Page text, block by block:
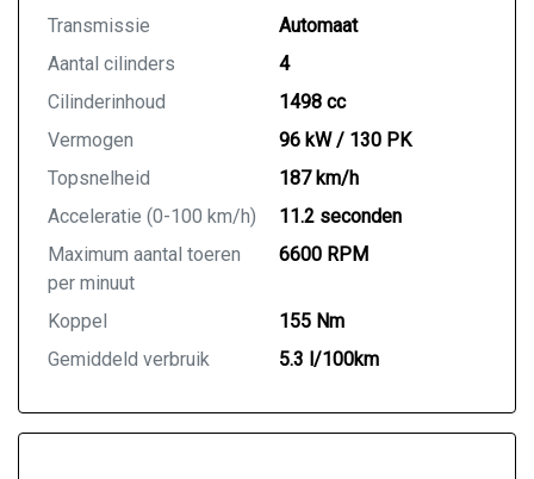
Transmissie
Automaat
Aantal cilinders
4
Cilinderinhoud
1498 cc
Vermogen
96 kW / 130 PK
Topsnelheid
187 km/h
Acceleratie (0-100 km/h)
11.2 seconden
Maximum aantal toeren
per minuut
6600 RPM
Koppel
155 Nm
Gemiddeld verbruik
5.3 l/100km